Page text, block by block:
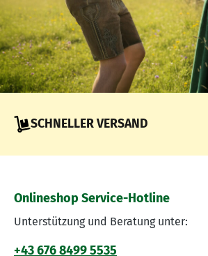
SCHNELLER VERSAND
Onlineshop Service-Hotline
Unterstützung und Beratung unter:
+43 676 8499 5535